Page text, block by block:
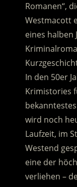
Romanen“,
Westmacott
eines halben
In den 50er
Krimistories
wird noch
Laufzeit, im
Westend
eine der
verliehen –